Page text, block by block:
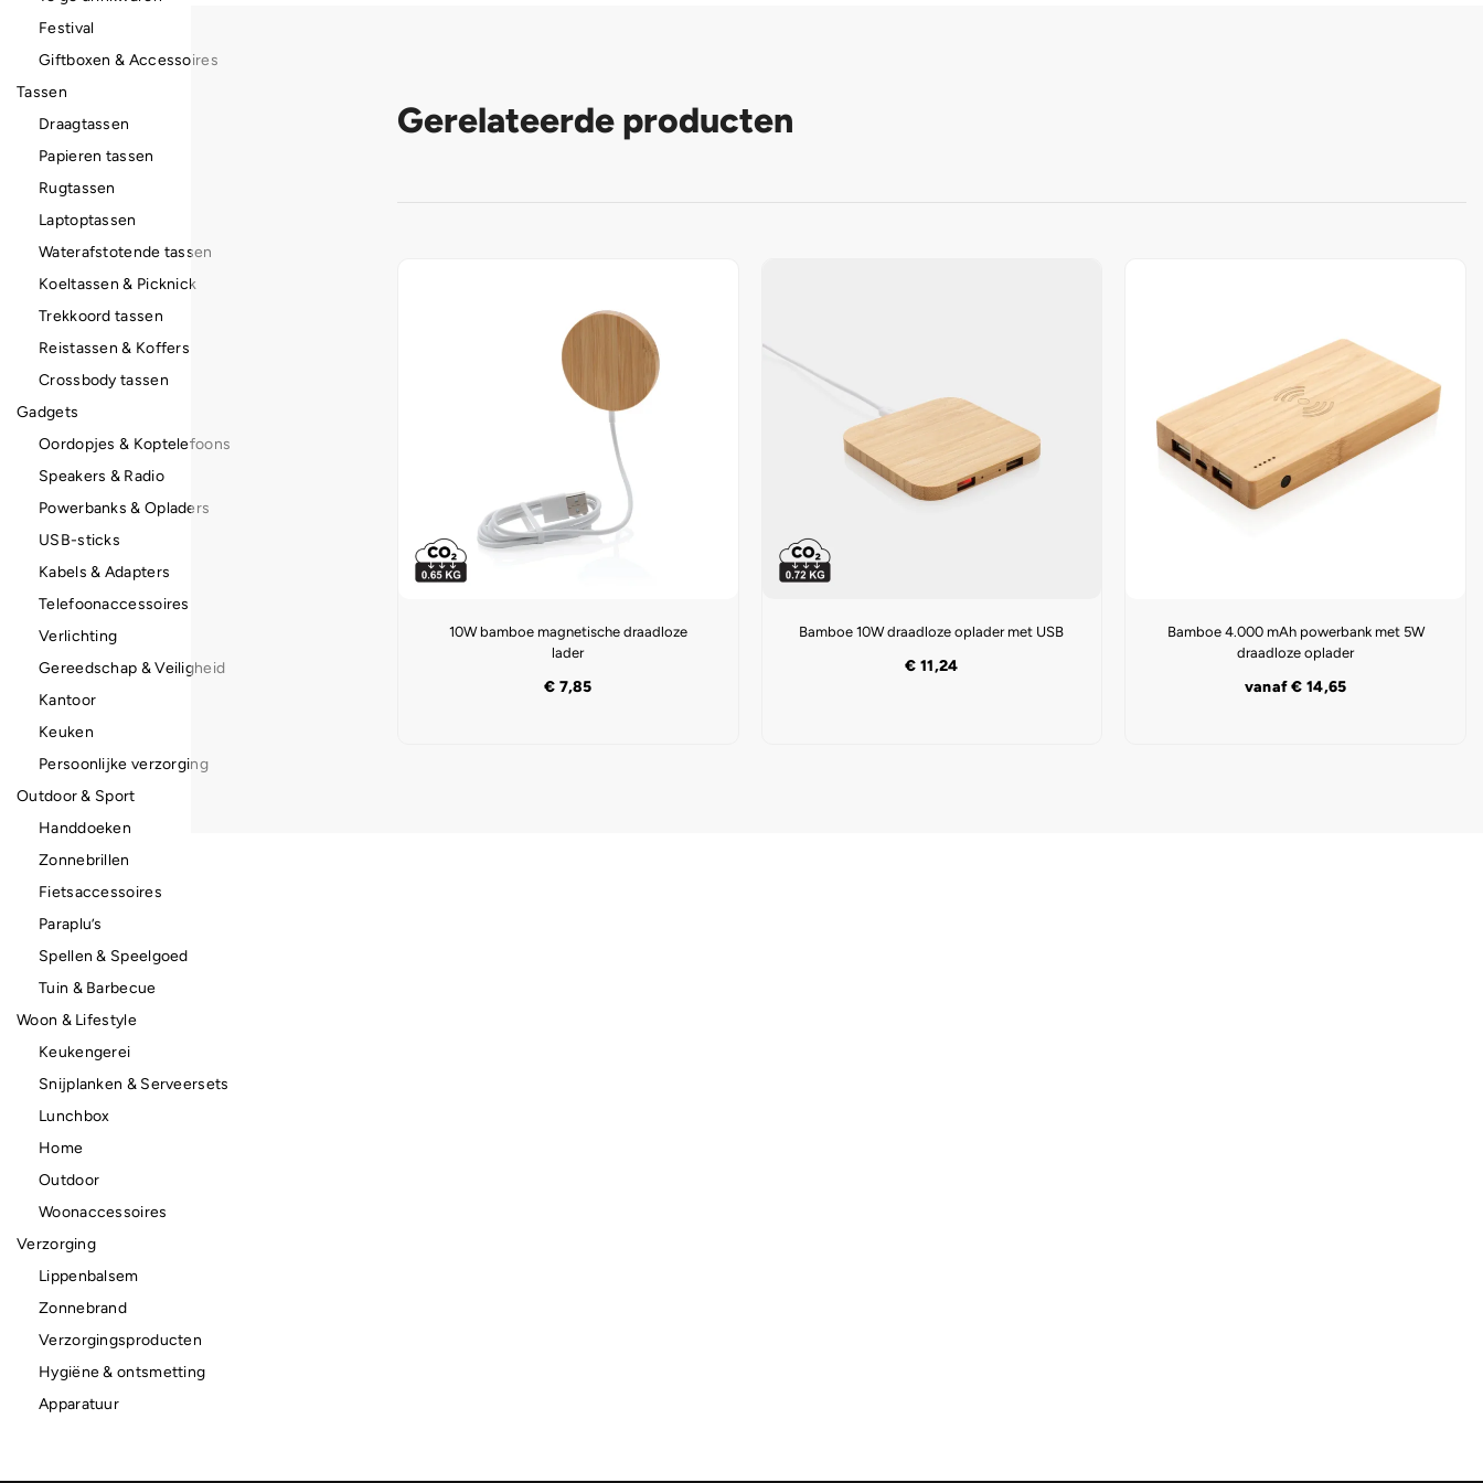
Gerelateerde producten
10W bamboe magnetische draadloze
lader
€ 7,85
Bamboe 10W draadloze oplader met USB
€ 11,24
Bamboe 4.000 mAh powerbank met 5W
draadloze oplader
vanaf € 14,65
Festival
Giftboxen & Accessoires
Tassen
Draagtassen
Papieren tassen
Rugtassen
Laptoptassen
Waterafstotende tassen
Koeltassen & Picknick
Trekkoord tassen
Reistassen & Koffers
Crossbody tassen
Gadgets
Oordopjes & Koptelefoons
Speakers & Radio
Powerbanks & Opladers
USB-sticks
Kabels & Adapters
Telefoonaccessoires
Verlichting
Gereedschap & Veiligheid
Kantoor
Keuken
Persoonlijke verzorging
Outdoor & Sport
Handdoeken
Zonnebrillen
Fietsaccessoires
Paraplu’s
Spellen & Speelgoed
Tuin & Barbecue
Woon & Lifestyle
Keukengerei
Snijplanken & Serveersets
Lunchbox
Home
Outdoor
Woonaccessoires
Verzorging
Lippenbalsem
Zonnebrand
Verzorgingsproducten
Hygiëne & ontsmetting
Apparatuur